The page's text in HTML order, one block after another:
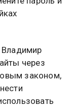
Владимир
через
законом,